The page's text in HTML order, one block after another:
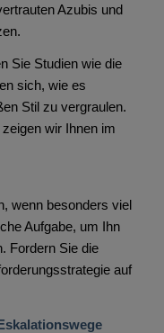
Azubis und
Sie Studien wie die
sich, wie es
Stil zu vergraulen.
wir Ihnen im
wenn besonders viel
Aufgabe, um Ihn
Fordern Sie die
auf